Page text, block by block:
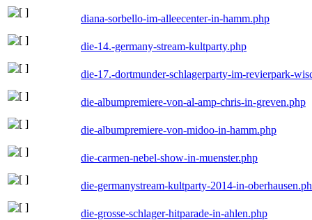
diana-sorbello-im-alleecenter-in-hamm.php
die-14.-germany-stream-kultparty.php
die-17.-dortmunder-schlagerparty-im-revierpark-
die-albumpremiere-von-al-amp-chris-in-greven.php
die-albumpremiere-von-midoo-in-hamm.php
die-carmen-nebel-show-in-muenster.php
die-germanystream-kultparty-2014-in-
die-grosse-schlager-hitparade-in-ahlen.php